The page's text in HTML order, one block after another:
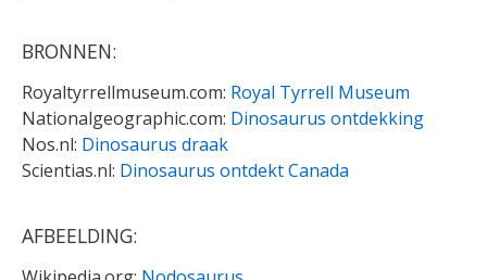
BRONNEN:
Royaltyrrellmuseum.com: Royal Tyrrell Museum
Nationalgeographic.com: Dinosaurus ontdekking
Nos.nl: Dinosaurus draak
Scientias.nl: Dinosaurus ontdekt Canada
AFBEELDING: